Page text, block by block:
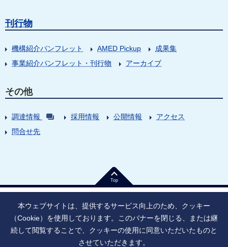
刊行物
機構紹介パンフレット AMED Pickup
成果集
事業紹介パンフレット・刊行物
アーカイブ
その他
調達情報 採用情報 公開情報
アクセス
問合せ先
Top
法人番号：9010005023796 東京都千代田区大手町1丁目7番1号
本ウェブサイトは、提供するサービス向上のため、クッキー
（Cookie）を使用しております。このバナーを閉じる、または継
続して閲覧することで、クッキーの使用に同意いただいたものと
させていただきます。